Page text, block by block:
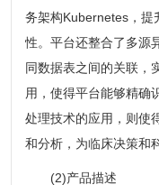
务架构Kubernetes，提
性。平台还整合了多源
同数据表之间的关联，
用，使得平台能够精确
处理技术的应用，则使
和分析，为临床决策和
(2)产品描述